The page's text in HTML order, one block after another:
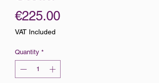
€225.00Price
VAT Included
Quantity *